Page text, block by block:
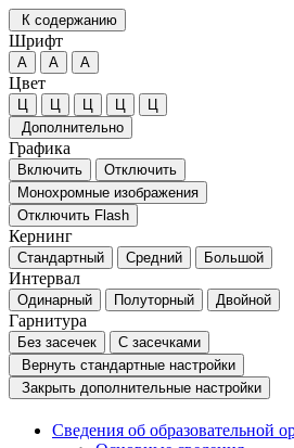
К содержанию
Шрифт
А А А
Цвет
Ц Ц Ц Ц
Ц
Дополнительно
Графика
Включить
Отключить
Монохромные изображения
Отключить Flash
Кернинг
Стандартный Средний Большой
Интервал
Одинарный Полуторный Двойной
Гарнитура
Без засечек
С засечками
Вернуть стандартные настройки
Закрыть дополнительные настройки
Сведения об образовательной